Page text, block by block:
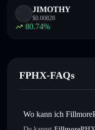
JIMOTHY
$0.00828
80.74%
FPHX-FAQs
Wo kann ich